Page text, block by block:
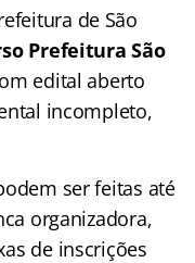
de São
Prefeitura São
edital aberto
incompleto,
ser feitas até
organizadora,
de inscrições